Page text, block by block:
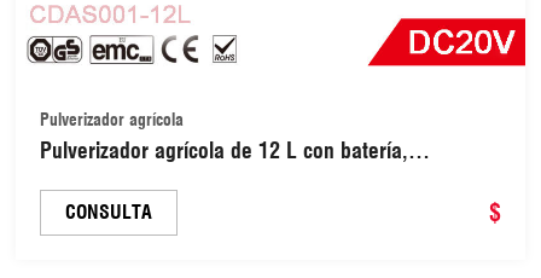
Pulverizador agrícola
Pulverizador agrícola de 12 L con batería,
CONSULTA $